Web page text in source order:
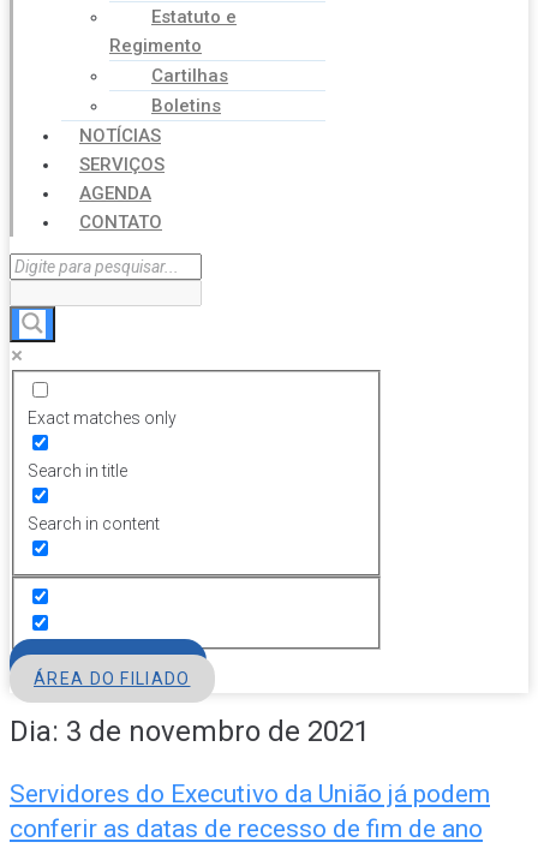
Estatuto e
Regimento
Cartilhas
Boletins
NOTÍCIAS
SERVIÇOS
AGENDA
CONTATO
Exact matches only
Search in title
Search in content
ÁREA DO FILIADO
Dia: 3 de novembro de 2021
Servidores do Executivo da União já podem
conferir as datas de recesso de fim de ano